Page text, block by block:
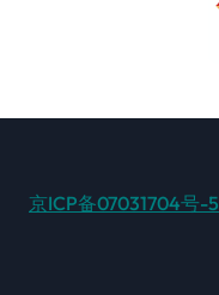
京ICP备07031704号-5